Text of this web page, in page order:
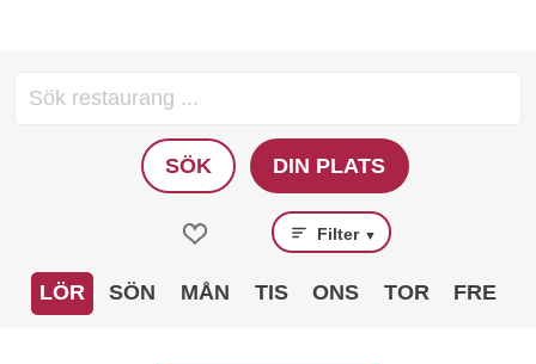
SÖK DIN PLATS
Filter ▼
LÖR SÖN MÅN TIS ONS TOR FRE